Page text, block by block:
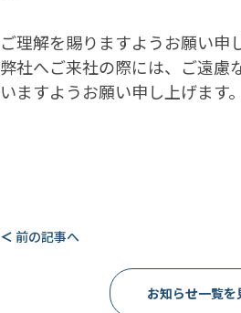
ご理解を賜りますようお願い申
弊社へご来社の際には、ご遠慮
いますようお願い申し上げます。
＜ 前の記事へ
お知らせ一覧を